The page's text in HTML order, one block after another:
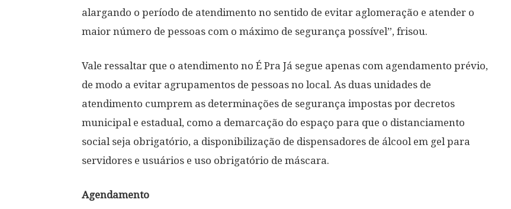
alargando o período de atendimento no sentido de evitar aglomeração e atender o
maior número de pessoas com o máximo de segurança possível”, frisou.
Vale ressaltar que o atendimento no É Pra Já segue apenas com agendamento prévio,
de modo a evitar agrupamentos de pessoas no local. As duas unidades de
atendimento cumprem as determinações de segurança impostas por decretos
municipal e estadual, como a demarcação do espaço para que o distanciamento
social seja obrigatório, a disponibilização de dispensadores de álcool em gel para
servidores e usuários e uso obrigatório de máscara.
Agendamento